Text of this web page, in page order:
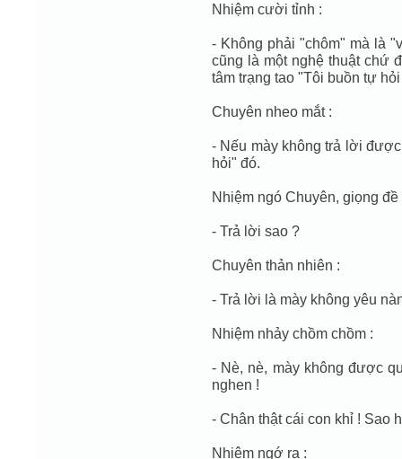
Nhiệm cười tỉnh :
- Không phải "chôm" mà là
cũng là một nghệ thuật chứ
tâm trạng tao "Tôi buồn tự
Chuyên nheo mắt :
- Nếu mày không trả lời
hỏi" đó.
Nhiệm ngó Chuyên, giọng đề
- Trả lời sao ?
Chuyên thản nhiên :
- Trả lời là mày không yêu
Nhiệm nhảy chồm chồm :
- Nè, nè, mày không được
nghen !
- Chân thật cái con khỉ ! Sao
Nhiệm ngớ ra :